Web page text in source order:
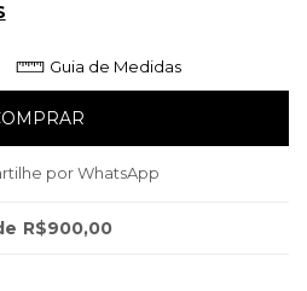
Guia de Medidas
por WhatsApp
R$900,00